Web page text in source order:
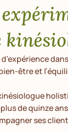
être et
de quinze
ses